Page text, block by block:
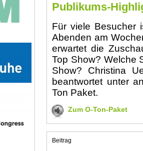
Publikums-
Für viele Besucher
Abenden am
erwartet die
Top Show? Welche
Show? Christina
beantwortet unter
Ton Paket.
Zum O-Ton-Paket
Beitrag